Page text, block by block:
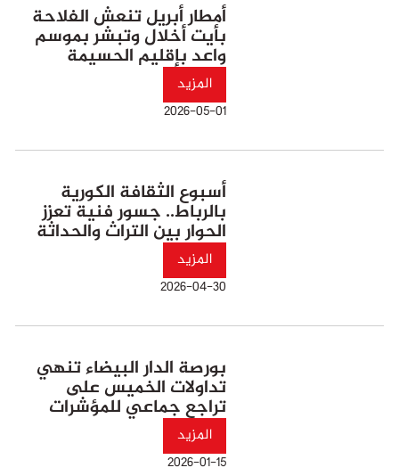
أمطار أبريل تنعش الفلاحة
بأيت أخلال وتبشر بموسم
واعد بإقليم الحسيمة
المزيد
2026-05-01
أسبوع الثقافة الكورية
بالرباط.. جسور فنية تعزز
الحوار بين التراث والحداثة
المزيد
2026-04-30
بورصة الدار البيضاء تنهي
تداولات الخميس على
تراجع جماعي للمؤشرات
المزيد
2026-01-15